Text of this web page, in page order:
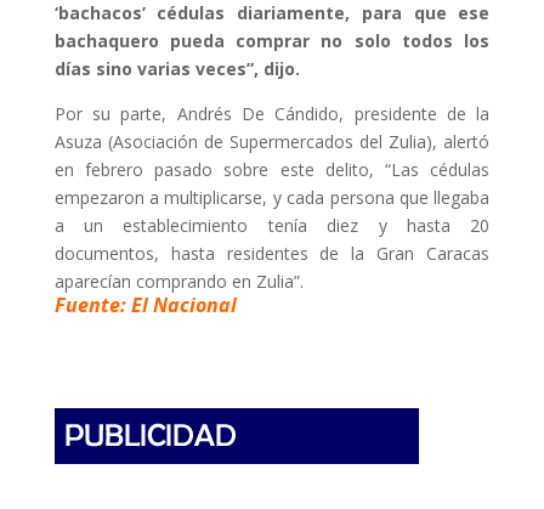
‘bachacos’ cédulas diariamente, para que ese
bachaquero pueda comprar no solo todos los
días sino varias veces”, dijo.
Por su parte, Andrés De Cándido, presidente de la
Asuza (Asociación de Supermercados del Zulia), alertó
en febrero pasado sobre este delito, “Las cédulas
empezaron a multiplicarse, y cada persona que llegaba
a un establecimiento tenía diez y hasta 20
documentos, hasta residentes de la Gran Caracas
aparecían comprando en Zulia”.
Fuente: El Nacional